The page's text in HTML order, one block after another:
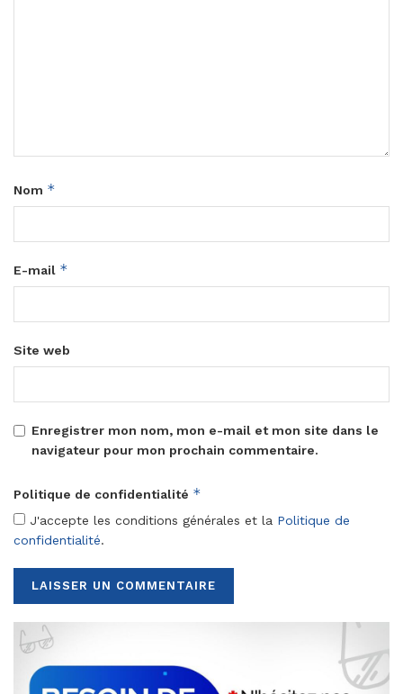
Nom *
E-mail *
Site web
Enregistrer mon nom, mon e-mail et mon site dans le
navigateur pour mon prochain commentaire.
Politique de confidentialité *
J'accepte les conditions générales et la Politique de
confidentialité.